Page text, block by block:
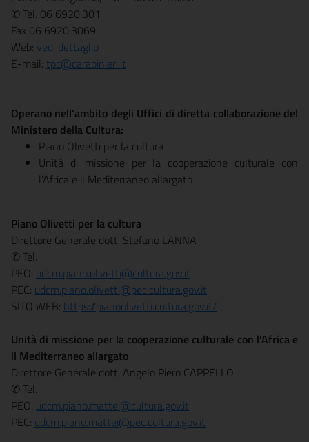
✆ Tel. 06 6920.301
Fax 06 6920.3069
Web: vedi dettaglio
E-mail: tpc@carabinieri.it
Operano nell'ambito degli Uffici di diretta collaborazione del
Ministero della Cultura:
Piano Olivetti per la cultura
Unità di missione per la cooperazione culturale con
l'Africa e il Mediterraneo allargato
Piano Olivetti per la cultura
Direttore Generale dott. Stefano LANNA
✆ Tel.
PEO: udcm.piano.olivetti@cultura.gov.it
PEC: udcm.piano.olivetti@pec.cultura.gov.it
SITO WEB: https://pianoolivetti.cultura.gov.it/
Unità di missione per la cooperazione culturale con l'Africa e
il Mediterraneo allargato
Direttore Generale dott. Angelo Piero CAPPELLO
✆ Tel.
PEO: udcm.piano.mattei@cultura.gov.it
PEC: udcm.piano.mattei@pec.cultura.gov.it